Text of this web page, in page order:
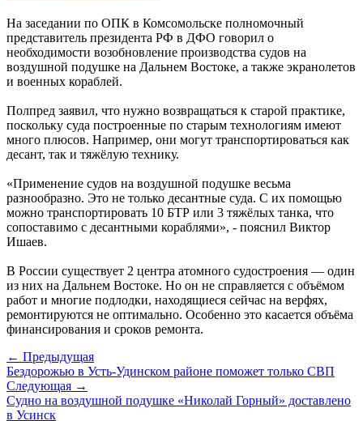
На заседании по ОПК в Комсомольске полномочный
представитель президента РФ в ДФО говорил о
необходимости возобновление производства судов на
воздушной подушке на Дальнем Востоке, а также экранолетов
и военных кораблей.
Полпред заявил, что нужно возвращаться к старой практике,
поскольку суда построенные по старым технологиям имеют
много плюсов. Например, они могут транспортироваться как
десант, так и тяжёлую технику.
«Применение судов на воздушной подушке весьма
разнообразно. Это не только десантные суда. С их помощью
можно транспортировать 10 БТР или 3 тяжёлых танка, что
сопоставимо с десантными кораблями», - пояснил Виктор
Ишаев.
В России существует 2 центра атомного судостроения — один
из них на Дальнем Востоке. Но он не справляется с объёмом
работ и многие подлодки, находящиеся сейчас на верфях,
ремонтируются не оптимально. Особенно это касается объёма
финансирования и сроков ремонта.
← Предыдущая
Бездорожью в Усть-Удинском районе поможет только СВП
Следующая →
Судно на воздушной подушке «Николай Горный» доставлено
в Усинск